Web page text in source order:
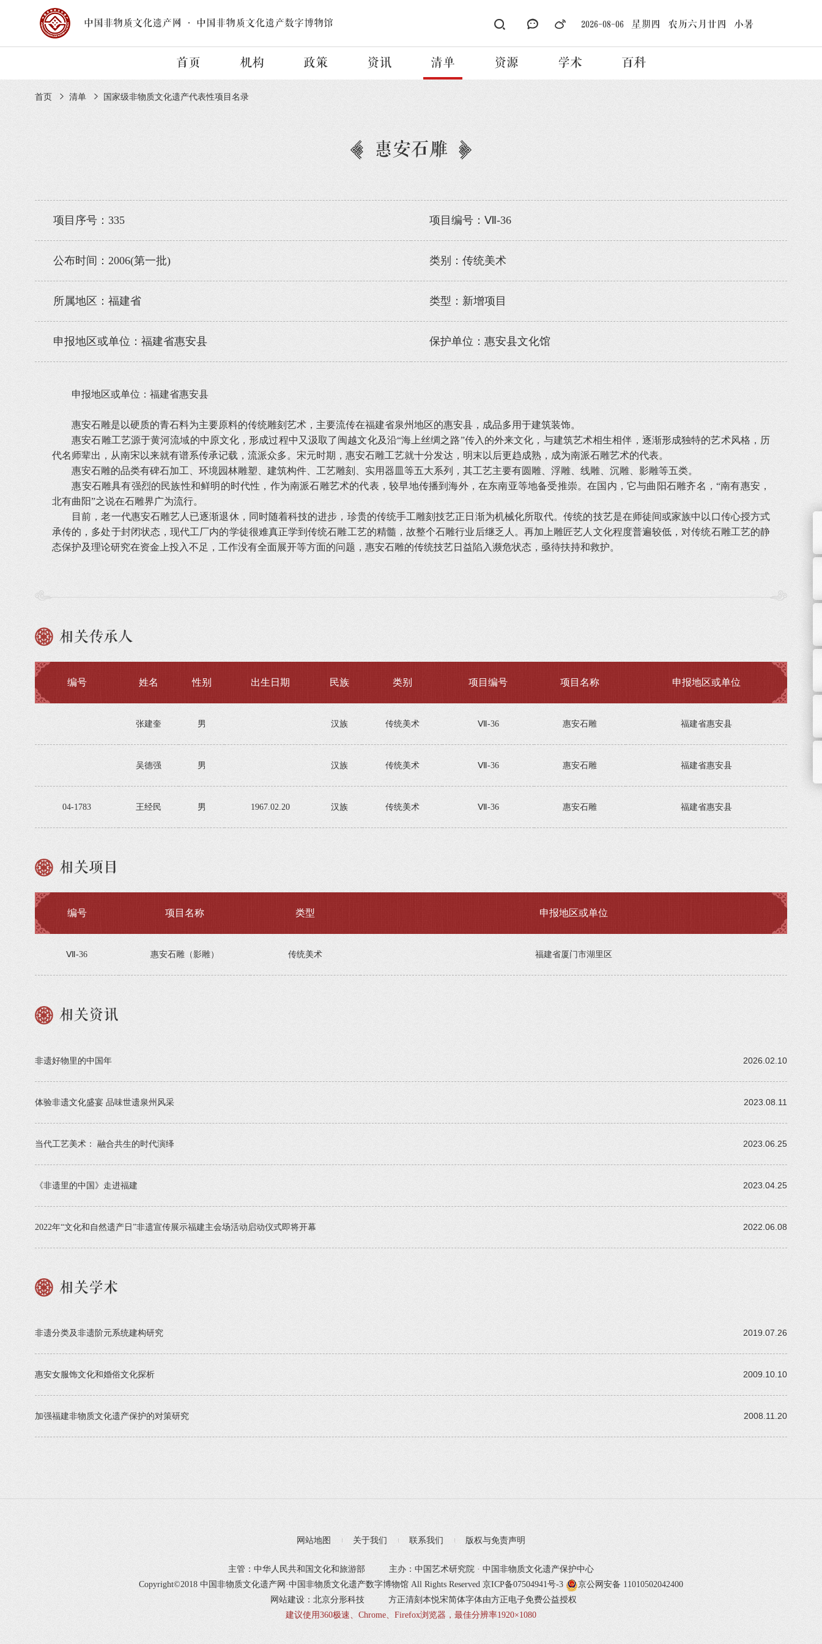
中国非物质文化遗产网 · 中国非物质文化遗产数字博物馆 2026-08-06 星期四 农历六月廿四 小暑
首页 机构 政策 资讯 清单 资源 学术 百科
首页 清单 国家级非物质文化遗产代表性项目名录
惠安石雕
项目序号：335 项目编号：Ⅶ-36
公布时间：2006(第一批) 类别：传统美术
所属地区：福建省 类型：新增项目
申报地区或单位：福建省惠安县 保护单位：惠安县文化馆
申报地区或单位：福建省惠安县
惠安石雕是以硬质的青石料为主要原料的传统雕刻艺术，主要流传在福建省泉州地区的惠安县，成品多用于建筑装饰。
惠安石雕工艺源于黄河流域的中原文化，形成过程中又汲取了闽越文化及沿“海上丝绸之路”传入的外来文化，与建筑艺术相生相伴，逐渐形成独特的艺术风格，历
代名师辈出，从南宋以来就有谱系传承记载，流派众多。宋元时期，惠安石雕工艺就十分发达，明末以后更趋成熟，成为南派石雕艺术的代表。
惠安石雕的品类有碑石加工、环境园林雕塑、建筑构件、工艺雕刻、实用器皿等五大系列，其工艺主要有圆雕、浮雕、线雕、沉雕、影雕等五类。
惠安石雕具有强烈的民族性和鲜明的时代性，作为南派石雕艺术的代表，较早地传播到海外，在东南亚等地备受推崇。在国内，它与曲阳石雕齐名，“南有惠安，
北有曲阳”之说在石雕界广为流行。
目前，老一代惠安石雕艺人已逐渐退休，同时随着科技的进步，珍贵的传统手工雕刻技艺正日渐为机械化所取代。传统的技艺是在师徒间或家族中以口传心授方式
承传的，多处于封闭状态，现代工厂内的学徒很难真正学到传统石雕工艺的精髓，故整个石雕行业后继乏人。再加上雕匠艺人文化程度普遍较低，对传统石雕工艺的静
态保护及理论研究在资金上投入不足，工作没有全面展开等方面的问题，惠安石雕的传统技艺日益陷入濒危状态，亟待扶持和救护。
相关传承人
编号 姓名 性别 出生日期 民族 类别 项目编号 项目名称 申报地区或单位
张建奎 男 汉族 传统美术 Ⅶ-36 惠安石雕 福建省惠安县
吴德强 男 汉族 传统美术 Ⅶ-36 惠安石雕 福建省惠安县
04-1783 王经民 男 1967.02.20 汉族 传统美术 Ⅶ-36 惠安石雕 福建省惠安县
相关项目
编号 项目名称 类型 申报地区或单位
Ⅶ-36 惠安石雕（影雕） 传统美术 福建省厦门市湖里区
相关资讯
2026.02.10
非遗好物里的中国年
2023.08.11
体验非遗文化盛宴 品味世遗泉州风采
2023.06.25
当代工艺美术： 融合共生的时代演绎
2023.04.25
《非遗里的中国》走进福建
2022.06.08
2022年“文化和自然遗产日”非遗宣传展示福建主会场活动启动仪式即将开幕
相关学术
2019.07.26
非遗分类及非遗阶元系统建构研究
2009.10.10
惠安女服饰文化和婚俗文化探析
2008.11.20
加强福建非物质文化遗产保护的对策研究
网站地图 关于我们 联系我们 版权与免责声明
主管：中华人民共和国文化和旅游部
主办：中国艺术研究院 · 中国非物质文化遗产保护中心
Copyright©2018 中国非物质文化遗产网·中国非物质文化遗产数字博物馆 All Rights Reserved 京ICP备07504941号-3
京公网安备 11010502042400
网站建设：北京分形科技
方正清刻本悦宋简体字体由方正电子免费公益授权
建议使用360极速、Chrome、Firefox浏览器，最佳分辨率1920×1080